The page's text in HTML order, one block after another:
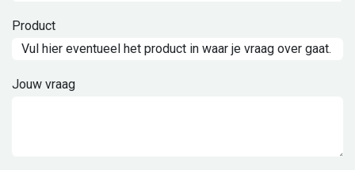
Product
Jouw vraag